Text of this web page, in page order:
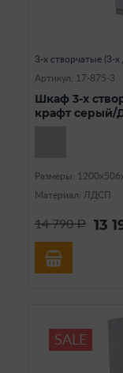
3-х створчатые (3-
Артикул: 17-875-3
Шкаф 3-х
крафт серый/
Размеры:
Материал: ЛДСП
14 790a 13
SALE